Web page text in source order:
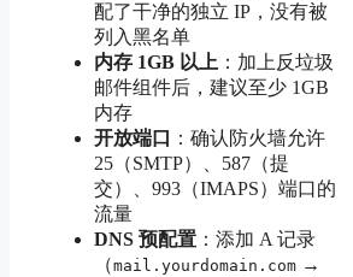
配了干净的独立 IP，没有被
列入黑名单
内存 1GB 以上 ：加上反垃圾
邮件组件后，建议至少 1GB
内存
开放端口
：确认防火墙允许
25（SMTP）、587（提
交）、993（IMAPS）端口的
流量
DNS 预配置 ：添加 A 记录
（mail.yourdomain.com →